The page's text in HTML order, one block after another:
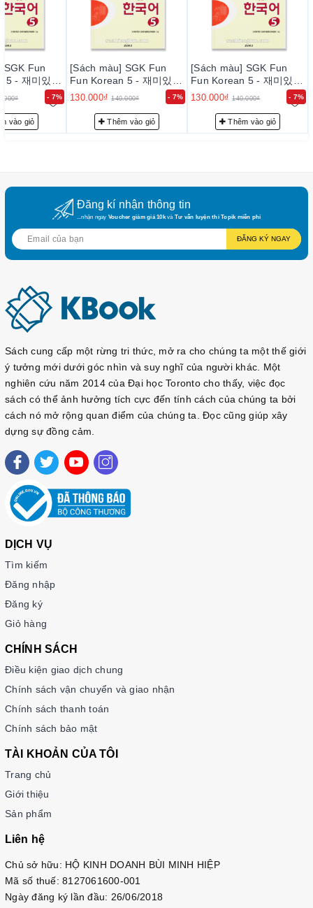
- 7%
SGK Fun
- 재미있는
Book 5
vào giỏ
- 7%
[Sách màu] SGK Fun
Fun Korean 5 - 재미있는
한국어 Student's Book 5
130.000₫ 140.000₫
Thêm vào giỏ
- 7%
[Sách màu] SGK Fun
Fun Korean 5 - 재미있는
한국어 Student's Book 5
130.000₫ 140.000₫
Thêm vào giỏ
Đăng kí nhận thông tin
...nhận ngay Voucher giảm giá 10kvà Tư vấn luyện thi Topik miễn phí
ĐĂNG KÝ NGAY
Sách cung cấp một rừng tri thức, mở ra cho chúng ta một thế giới
ý tưởng mới dưới góc nhìn và suy nghĩ của người khác. Một
nghiên cứu năm 2014 của Đại học Toronto cho thấy, việc đọc
sách có thể ảnh hưởng tích cực đến tính cách của chúng ta bởi
cách nó mở rộng quan điểm của chúng ta. Đọc cũng giúp xây
dựng sự đồng cảm.
DỊCH VỤ
Tìm kiếm
Đăng nhập
Đăng ký
Giỏ hàng
CHÍNH SÁCH
Điều kiện giao dịch chung
Chính sách vận chuyển và giao nhận
Chính sách thanh toán
Chính sách bảo mật
TÀI KHOẢN CỦA TÔI
Trang chủ
Giới thiệu
Sản phẩm
Liên hệ
Chủ sở hữu: HỘ KINH DOANH BÙI MINH HIỆP
Mã số thuế: 8127061600-001
Ngày đăng ký lần đầu: 26/06/2018